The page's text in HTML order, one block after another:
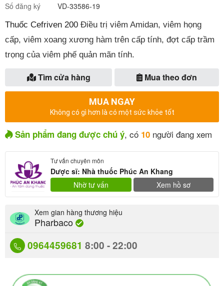
Số đăng ký
VD-33586-19
Thuốc Cefriven 200 Điều trị viêm Amidan, viêm họng
cấp, viêm xoang xương hàm trên cấp tính, đợt cấp trầm
trọng của viêm phế quản mãn tính.
Tìm cửa hàng Mua theo đơn
MUA NGAY
Không có gì hơn là có một sức khỏe tốt
Sản phẩm đang được chú ý, có 10 người đang xem
Tư vấn chuyên môn
Dược sĩ: Nhà thuốc Phúc An Khang
Nhờ tư vấn
Xem hồ sơ
0964459681 8:00 - 22:00
Xem gian hàng thương hiệu
Pharbaco